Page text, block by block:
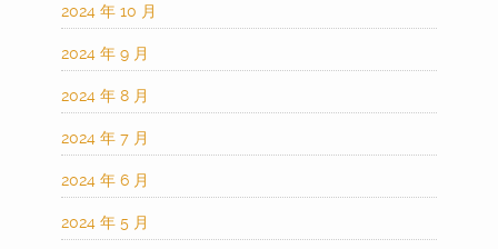
2024 年 10 月
2024 年 9 月
2024 年 8 月
2024 年 7 月
2024 年 6 月
2024 年 5 月